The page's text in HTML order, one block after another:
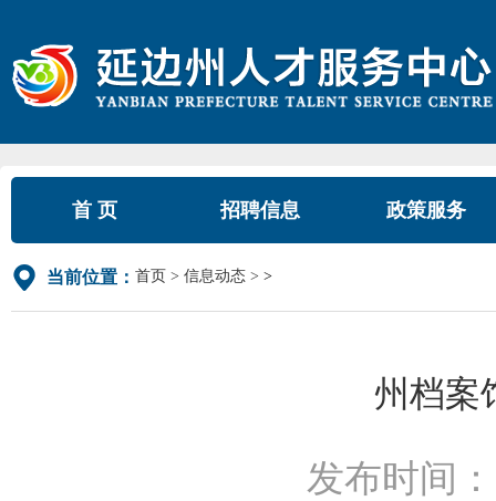
首 页 招聘信息 政策服务
当前位置： 首页 信息动态 >
州档案
发布时间：